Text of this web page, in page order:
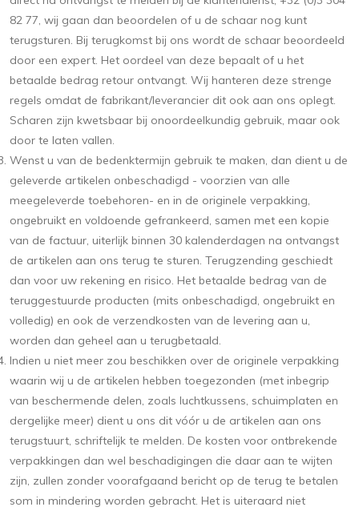
82 77, wij gaan dan beoordelen of u de schaar nog kunt
terugsturen. Bij terugkomst bij ons wordt de schaar beoordeeld
door een expert. Het oordeel van deze bepaalt of u het
betaalde bedrag retour ontvangt. Wij hanteren deze strenge
regels omdat de fabrikant/leverancier dit ook aan ons oplegt.
Scharen zijn kwetsbaar bij onoordeelkundig gebruik, maar ook
door te laten vallen.
Wenst u van de bedenktermijn gebruik te maken, dan dient u de
geleverde artikelen onbeschadigd - voorzien van alle
meegeleverde toebehoren- en in de originele verpakking,
ongebruikt en voldoende gefrankeerd, samen met een kopie
van de factuur, uiterlijk binnen 30 kalenderdagen na ontvangst
de artikelen aan ons terug te sturen. Terugzending geschiedt
dan voor uw rekening en risico. Het betaalde bedrag van de
teruggestuurde producten (mits onbeschadigd, ongebruikt en
volledig) en ook de verzendkosten van de levering aan u,
worden dan geheel aan u terugbetaald.
Indien u niet meer zou beschikken over de originele verpakking
waarin wij u de artikelen hebben toegezonden (met inbegrip
van beschermende delen, zoals luchtkussens, schuimplaten en
dergelijke meer) dient u ons dit vóór u de artikelen aan ons
terugstuurt, schriftelijk te melden. De kosten voor ontbrekende
verpakkingen dan wel beschadigingen die daar aan te wijten
zijn, zullen zonder voorafgaand bericht op de terug te betalen
som in mindering worden gebracht. Het is uiteraard niet